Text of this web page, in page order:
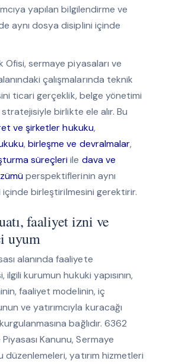
yapılan bilgilendirme ve
aynı dosya disiplini içinde
Ofisi, sermaye piyasaları ve
çalışmalarında teknik
ticari gerçeklik, belge yönetimi
birlikte ele alır. Bu
ve şirketler hukuku,
,birleşme ve devralmalar,
süreçleriile dava ve
perspektiflerinin aynı
birleştirilmesini gerektirir.
faaliyet izni ve
uyum
alanında faaliyete
ilgili kurumun hukuki yapısının,
faaliyet modelinin, iç
ve yatırımcıyla kuracağı
bağlıdır. 6362
Piyasası Kanunu, Sermaye
düzenlemeleri, yatırım hizmetleri